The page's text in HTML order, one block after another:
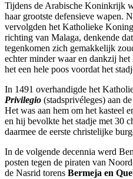
Tijdens de Arabische Koninkrijk
haar grootste defensieve wapen.
vervolgden het Katholieke
richting van Malaga, denkende
tegenkomen zich gemakkelijk
echter minder waar en dankzij
het een hele poos voordat het
In 1491 overhandigde het
Privilegio (stadsprivéleges) aan
Het was aan hem om het kasteel
en hij bevolkte het stadje met 30
daarmee de eerste christelijke
In de volgende decennia werd
posten tegen de piraten van
de Nasrid torens Bermeja en